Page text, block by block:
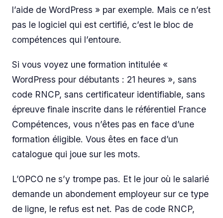
l’aide de WordPress » par exemple. Mais ce n’est
pas le logiciel qui est certifié, c’est le bloc de
compétences qui l’entoure.
Si vous voyez une formation intitulée «
WordPress pour débutants : 21 heures », sans
code RNCP, sans certificateur identifiable, sans
épreuve finale inscrite dans le référentiel France
Compétences, vous n’êtes pas en face d’une
formation éligible. Vous êtes en face d’un
catalogue qui joue sur les mots.
L’OPCO ne s’y trompe pas. Et le jour où le salarié
demande un abondement employeur sur ce type
de ligne, le refus est net. Pas de code RNCP,